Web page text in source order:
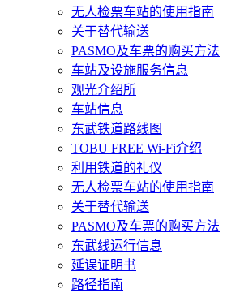
无人检票车站的使用指南
关于替代输送
PASMO及车票的购买方法
车站及设施服务信息
观光介绍所
车站信息
东武铁道路线图
TOBU FREE Wi-Fi介绍
利用铁道的礼仪
无人检票车站的使用指南
关于替代输送
PASMO及车票的购买方法
东武线运行信息
延误证明书
路径指南